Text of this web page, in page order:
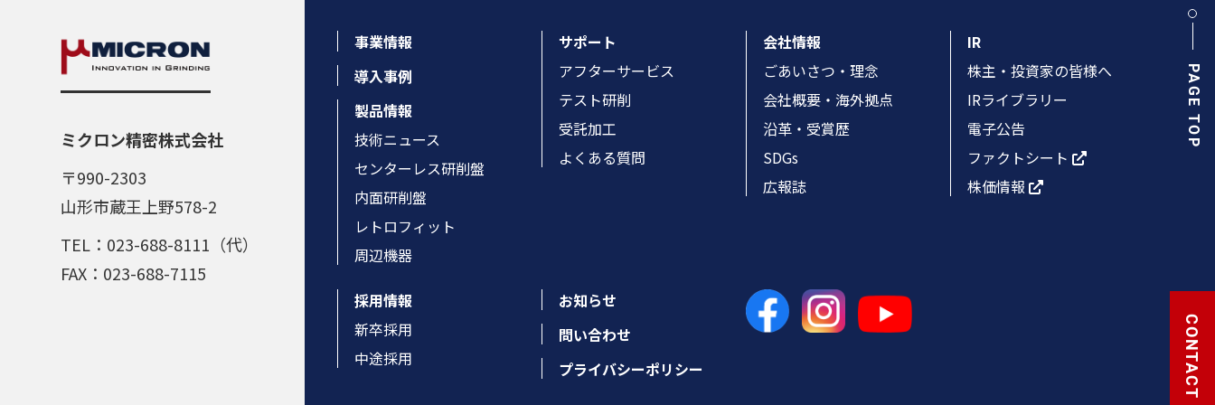
CONTACT
PAGE TOP
ミクロン精密株式会社
〒990-2303
山形市蔵王上野578-2
TEL：023-688-8111（代）
FAX：023-688-7115
事業情報
導入事例
製品情報
技術ニュース
センターレス研削盤
内面研削盤
レトロフィット
周辺機器
サポート
アフターサービス
テスト研削
受託加工
よくある質問
会社情報
ごあいさつ・理念
会社概要・海外拠点
沿革・受賞歴
SDGs
広報誌
IR
株主・投資家の皆様へ
IRライブラリー
電子公告
ファクトシート
株価情報
採用情報
新卒採用
中途採用
お知らせ
問い合わせ
プライバシーポリシー